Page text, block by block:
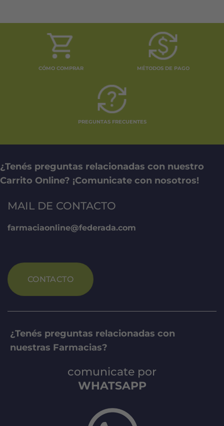
múltiples
variantes.
Las
opciones
se
página
múltiples
variantes.
Las
opciones
se
CÓMO COMPRAR MÉTODOS DE PAGO
PREGUNTAS FRECUENTES
¿Tenés preguntas relacionadas con nuestro
Carrito Online? ¡Comunicate con nosotros!
MAIL DE CONTACTO
farmaciaonline@federada.com
CONTACTO
¿Tenés preguntas relacionadas con
nuestras Farmacias?
comunicate por
WHATSAPP